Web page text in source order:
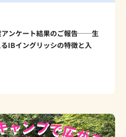
アンケート結果のご報告──生
IBイングリッシの特徴と入